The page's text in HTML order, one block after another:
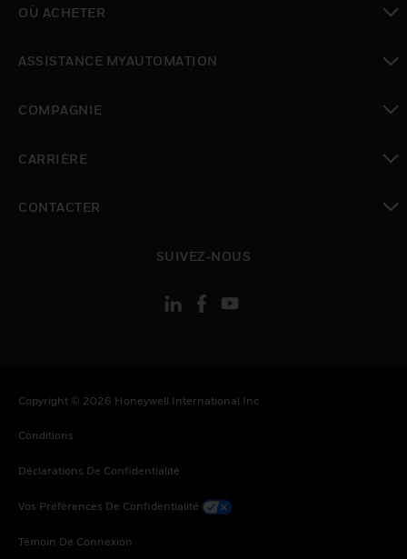
OÙ ACHETER
ASSISTANCE MYAUTOMATION
COMPAGNIE
CARRIÈRE
CONTACTER
SUIVEZ-NOUS
Copyright © 2026 Honeywell International Inc
Conditions
Déclarations De Confidentialité
Vos Préférences De Confidentialité
Témoin De Connexion